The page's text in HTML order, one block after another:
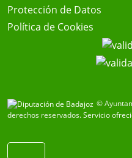
Protección de Datos
Política de Cookies
©
derechos reservados.Servicio